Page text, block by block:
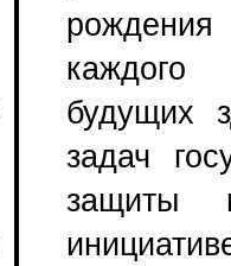
будущих
задач
защиты